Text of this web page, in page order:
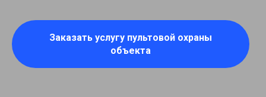
Заказать услугу пультовой охраны
объекта